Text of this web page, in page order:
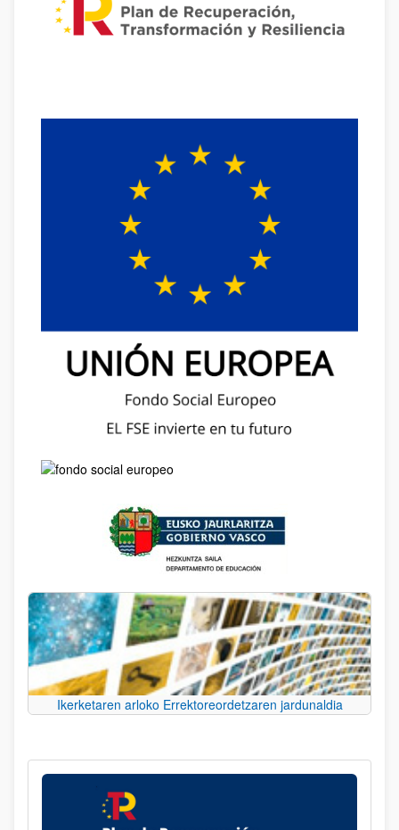
Ikerketaren arloko Errektoreordetzaren jardunaldia